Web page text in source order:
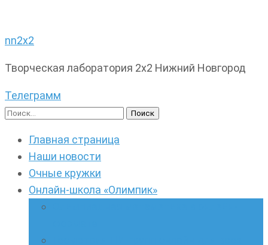
nn2x2
Творческая лаборатория 2х2 Нижний Новгород
Телеграмм
Найти:
Главная страница
Наши новости
Очные кружки
Онлайн-школа «Олимпик»